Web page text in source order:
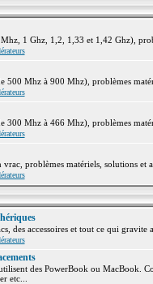
1 Ghz, 1,2, 1,33 et 1,42 Ghz),
500 Mhz à 900 Mhz), problèmes
300 Mhz à 466 Mhz), problèmes
problèmes matériels, solutions et
des accessoires et tout ce qui
des PowerBook ou MacBook.
etc...